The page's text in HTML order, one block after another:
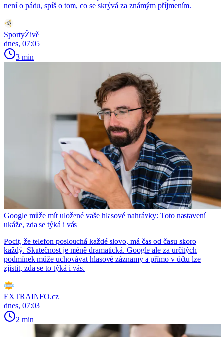
není o pádu, spíš o tom, co se skrývá za známým příjmením.
SportyŽivě
dnes, 07:05
3 min
Google může mít uložené vaše hlasové nahrávky: Toto nastavení
ukáže, zda se týká i vás
Pocit, že telefon poslouchá každé slovo, má čas od času skoro
každý. Skutečnost je méně dramatická. Google ale za určitých
podmínek může uchovávat hlasové záznamy a přímo v účtu lze
zjistit, zda se to týká i vás.
EXTRAINFO.cz
dnes, 07:03
2 min